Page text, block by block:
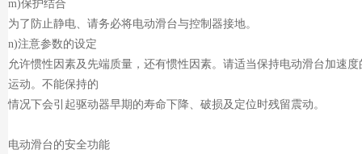
m)保护结合
为了防止静电、请务必将电动滑台与控制器接地。
n)注意参数的设定
允许惯性因素及先端质量，还有惯性因素。请适当保持电动滑台加速度
运动。不能保持的
情况下会引起驱动器早期的寿命下降、破损及定位时残留震动。
电动滑台的安全功能